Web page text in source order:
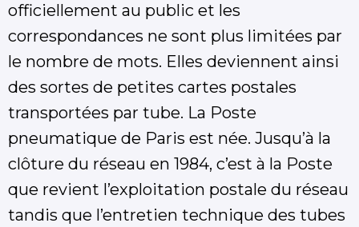
officiellement au public et les
correspondances ne sont plus limitées par
le nombre de mots. Elles deviennent ainsi
des sortes de petites cartes postales
transportées par tube. La Poste
pneumatique de Paris est née. Jusqu’à la
clôture du réseau en 1984, c’est à la Poste
que revient l’exploitation postale du réseau
tandis que l’entretien technique des tubes